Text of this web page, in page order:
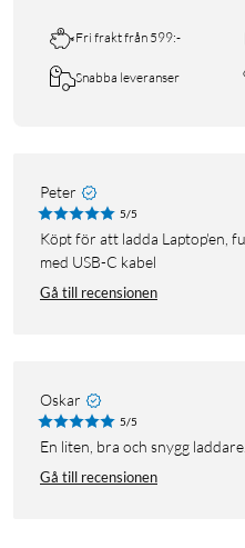
Fri frakt från 599:-
Snabba leveranser
Peter
5/5
Köpt för att ladda Laptop'en, funkar som den skall tillsammans
med USB-C kabel
Gå till recensionen
Oskar
5/5
En liten, bra och snygg laddare.
Gå till recensionen